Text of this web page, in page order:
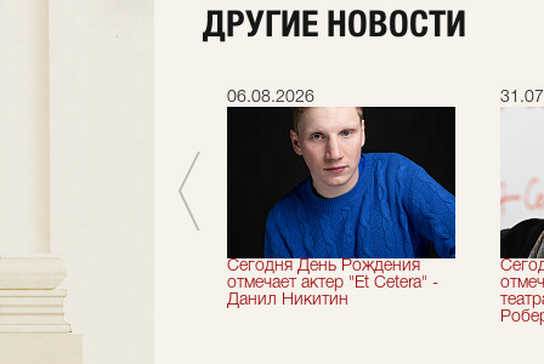
ДРУГИЕ НОВОСТИ
сезон!
06.08.2026
Сегодня День Рождения
отмечает актер "Et Cetera" -
Данил Никитин